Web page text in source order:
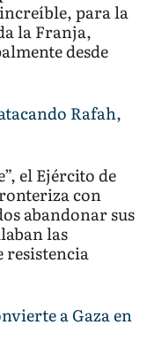
para la
la Franja,
desde
Rafah,
el Ejército de
con
abandonar sus
las
resistencia
a Gaza en